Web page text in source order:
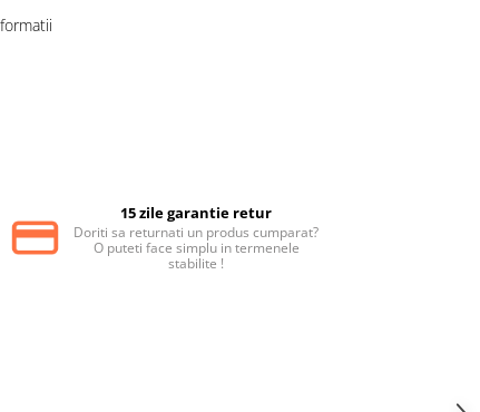
15 zile garantie retur
Doriti sa returnati un produs cumparat?
O puteti face simplu in termenele
stabilite !